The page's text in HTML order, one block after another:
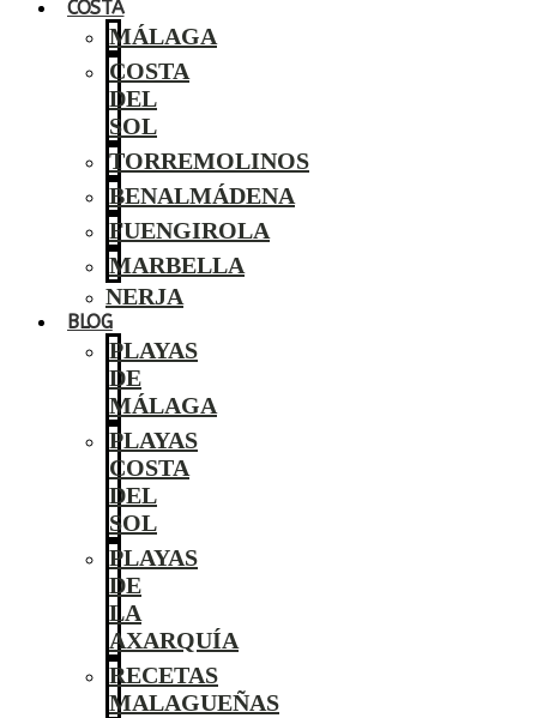
COSTA
MÁLAGA
COSTA
DEL
SOL
TORREMOLINOS
BENALMÁDENA
FUENGIROLA
MARBELLA
NERJA
BLOG
PLAYAS
DE
MÁLAGA
PLAYAS
COSTA
DEL
SOL
PLAYAS
DE
LA
AXARQUÍA
RECETAS
MALAGUEÑAS